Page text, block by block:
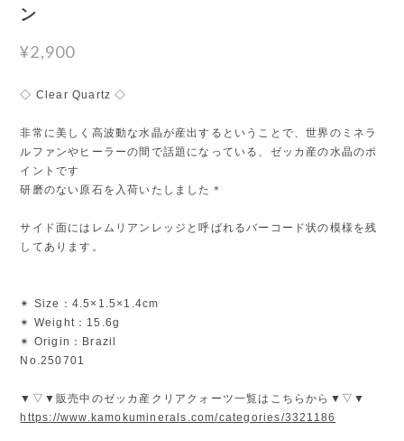
ン
¥2,900
◇ Clear Quartz ◇
非常に美しく高波動な水晶が産出するということで、世界のミネラ
ルファンやヒーラーの間で話題になっている、ゼッカ産の水晶のポ
イントです
研磨のない原石を入荷いたしました＊
サイド面にはレムリアンレッジと呼ばれるバーコード状の模様を残
してあります。
✴︎ Size：4.5×1.5×1.4cm
✴︎ Weight：15.6g
✴︎ Origin：Brazil
No.250701
▼▽▼販売中のゼッカ産クリアクォーツ一覧はこちらから▼▽▼
https://www.kamokuminerals.com/categories/3321186